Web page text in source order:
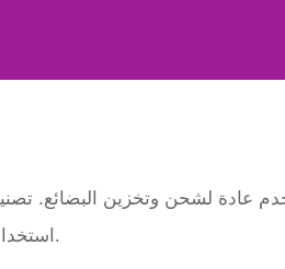
عادة لشحن وتخزين البضائع.
استخداماتها، مما يجعلها خيارًا مثاليًا لحماية ونقل المنتجات المختلفة.